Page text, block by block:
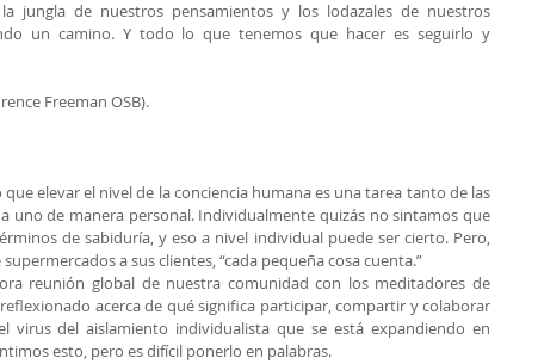
jungla de nuestros pensamientos y los lodazales de nuestros
un camino. Y todo lo que tenemos que hacer es seguirlo y
Freeman OSB).
elevar el nivel de la conciencia humana es una tarea tanto de las
uno de manera personal. Individualmente quizás no sintamos que
de sabiduría, y eso a nivel individual puede ser cierto. Pero,
a sus clientes, “cada pequeña cosa cuenta.”
reunión global de nuestra comunidad con los meditadores de
acerca de qué significa participar, compartir y colaborar
virus del aislamiento individualista que se está expandiendo en
esto, pero es difícil ponerlo en palabras.